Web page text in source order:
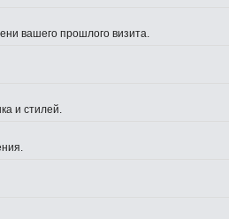
вашего прошлого визита.
и стилей.